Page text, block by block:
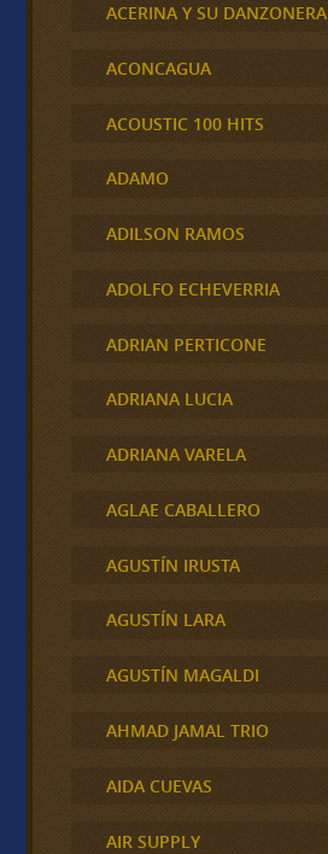
ACERINA Y SU DANZONERA
ACONCAGUA
ACOUSTIC 100 HITS
ADAMO
ADILSON RAMOS
ADOLFO ECHEVERRIA
ADRIAN PERTICONE
ADRIANA LUCIA
ADRIANA VARELA
AGLAE CABALLERO
AGUSTÍN IRUSTA
AGUSTÍN LARA
AGUSTÍN MAGALDI
AHMAD JAMAL TRIO
AIDA CUEVAS
AIR SUPPLY